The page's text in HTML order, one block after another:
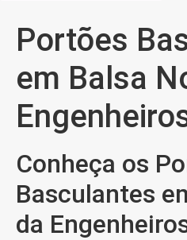
Portões
em Balsa
Conheça os
Basculantes
da